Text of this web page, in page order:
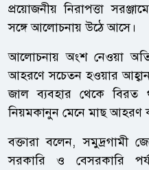
প্রয়োজনীয় নিরাপত্তা
সঙ্গে আলোচনায় উঠে আসে।
আলোচনায় অংশ নেওয়া
আহরণে সচেতন হওয়ার
জাল ব্যবহার থেকে বিরত
নিয়মকানুন মেনে মাছ আহরণ
বক্তারা বলেন, সমুদ্রগামী
সরকারি ও বেসরকারি